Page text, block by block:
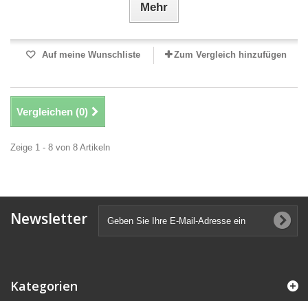
Mehr
Auf meine Wunschliste Zum Vergleich hinzufügen
Vergleichen (0)
Zeige 1 - 8 von 8 Artikeln
Newsletter
Kategorien